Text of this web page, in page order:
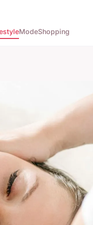
ModeShopping